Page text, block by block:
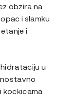
obzira na
i slamku
i
u
kockicama